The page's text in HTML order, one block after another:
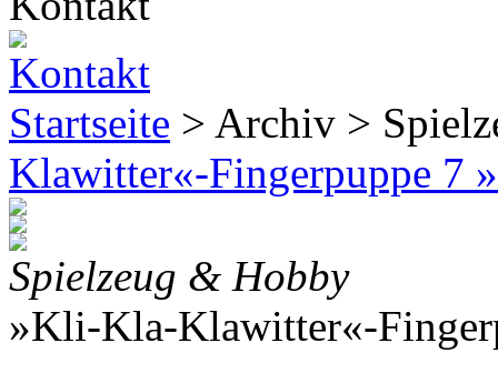
Startseite > Archiv >
Klawitter«-Fingerpuppe 7
Spielzeug & Hobby
»Kli-Kla-Klawitter«-